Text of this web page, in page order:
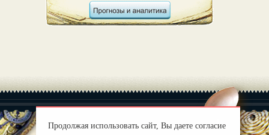
Продолжая использовать сайт, Вы даете согласие